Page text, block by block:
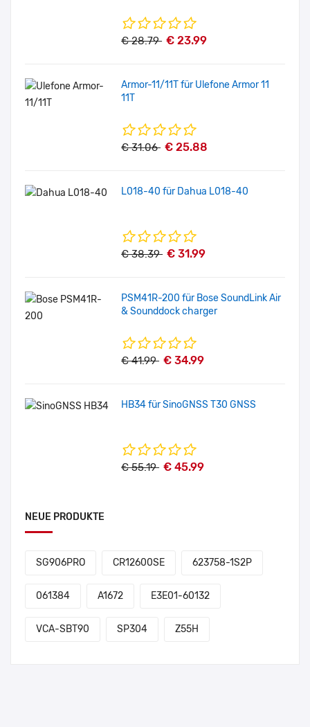
€ 28.79 € 23.99
Armor-11/11T für Ulefone Armor 11
11T
€ 31.06 € 25.88
L018-40 für Dahua L018-40
€ 38.39 € 31.99
PSM41R-200 für Bose SoundLink Air
& Sounddock charger
€ 41.99 € 34.99
HB34 für SinoGNSS T30 GNSS
€ 55.19 € 45.99
NEUE PRODUKTE
SG906PRO CR12600SE 623758-1S2P
061384 A1672 E3E01-60132
VCA-SBT90 SP304 Z55H